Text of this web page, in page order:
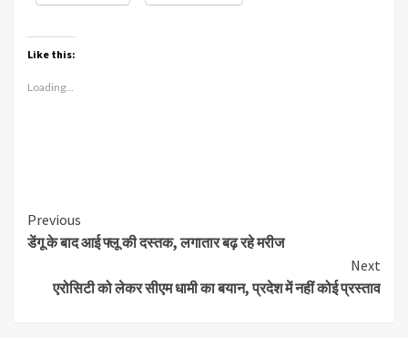
Like this:
Loading...
Continue
Reading
Previous
डेंगू के बाद आई फ्लू की दस्तक, लगातार बढ़ रहे मरीज
Next
एरोसिटी को लेकर सीएम धामी का बयान, प्रदेश में नहीं कोई प्रस्ताव